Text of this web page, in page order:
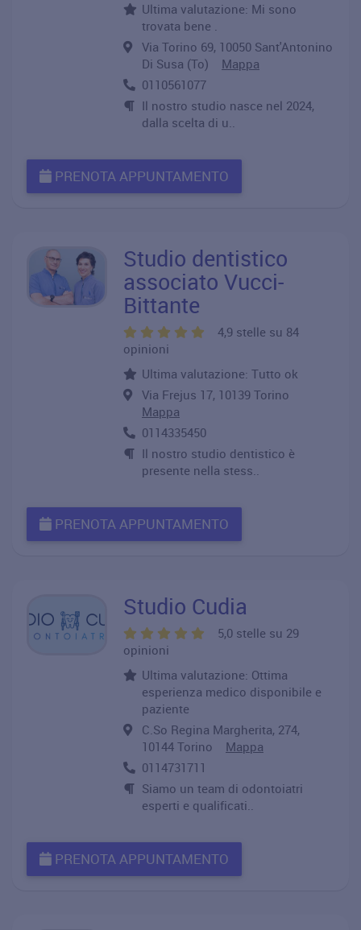
Ultima valutazione: Mi sono
trovata bene .
Via Torino 69, 10050 Sant'Antonino
Di Susa (To) Mappa
0110561077
Il nostro studio nasce nel 2024,
dalla scelta di u..
PRENOTA APPUNTAMENTO
Studio dentistico
associato Vucci-
Bittante
4,9 stelle su 84
opinioni
Ultima valutazione: Tutto ok
Via Frejus 17, 10139 Torino
Mappa
0114335450
Il nostro studio dentistico è
presente nella stess..
PRENOTA APPUNTAMENTO
Studio Cudia
5,0 stelle su 29
opinioni
Ultima valutazione: Ottima
esperienza medico disponibile e
paziente
C.So Regina Margherita, 274,
10144 Torino Mappa
0114731711
Siamo un team di odontoiatri
esperti e qualificati..
PRENOTA APPUNTAMENTO